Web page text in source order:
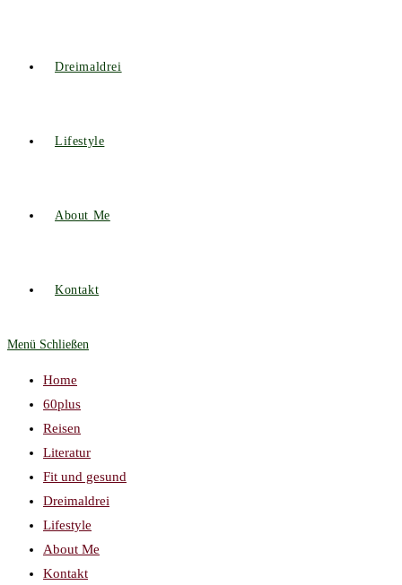
Dreimaldrei
Lifestyle
About Me
Kontakt
Menü Schließen
Home
60plus
Reisen
Literatur
Fit und gesund
Dreimaldrei
Lifestyle
About Me
Kontakt